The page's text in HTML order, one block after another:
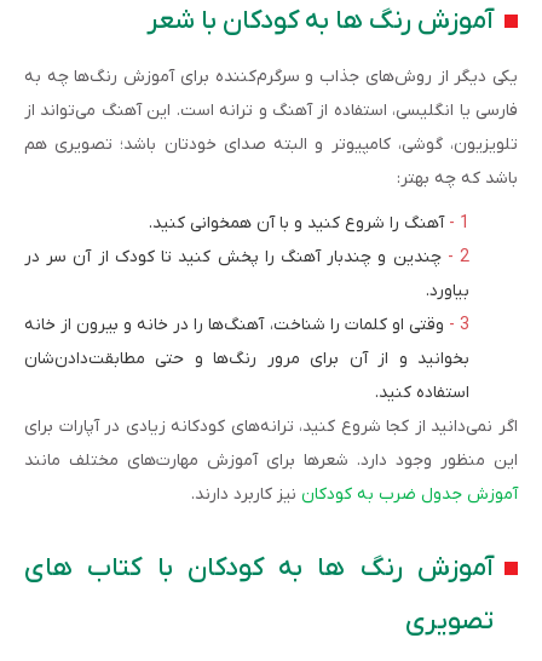
آموزش رنگ ها به کودکان با شعر
یکی دیگر از روش‌های جذاب و سرگرم‌کننده برای آموزش رنگ‌ها چه به
فارسی یا انگلیسی، استفاده از آهنگ و ترانه است. این آهنگ می‌تواند از
تلویزیون، گوشی، کامپیوتر و البته صدای خودتان باشد؛ تصویری هم
باشد که چه بهتر:
آهنگ را شروع کنید و با آن همخوانی کنید.
چندین و چندبار آهنگ را پخش کنید تا کودک از آن سر در
بیاورد.
وقتی او کلمات را شناخت، آهنگ‌ها را در خانه و بیرون از خانه
بخوانید و از آن برای مرور رنگ‌ها و حتی مطابقت‌دادن‌شان
استفاده کنید.
اگر نمی‌دانید از کجا شروع کنید، ترانه‌های کودکانه زیادی در آپارات برای
این منظور وجود دارد. شعرها برای آموزش مهارت‌های مختلف مانند
آموزش جدول ضرب به کودکان نیز کاربرد دارند.
آموزش رنگ ها به کودکان با کتاب های
تصویری